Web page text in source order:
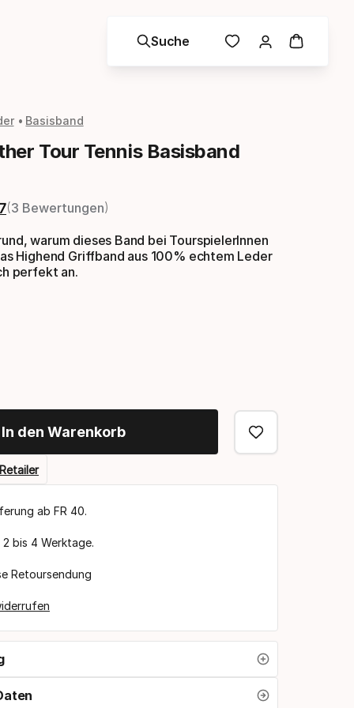
Suche
Basisband
Tour Tennis Basisband
3 Bewertungen
warum dieses Band bei TourspielerInnen
Highend Griffband aus 100% echtem Leder
perfekt an.
In den Warenkorb
ab FR 40.
bis 4 Werktage.
Retoursendung